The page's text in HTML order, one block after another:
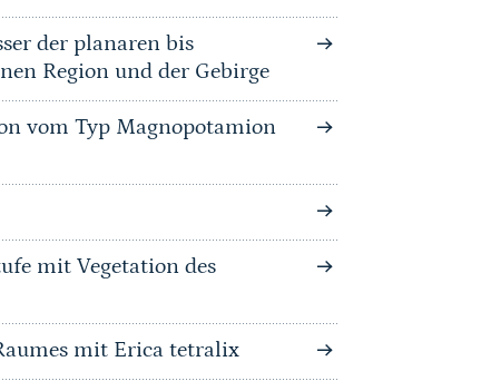
der planaren bis
Region und der Gebirge
vom Typ Magnopotamion
mit Vegetation des
mit Erica tetralix